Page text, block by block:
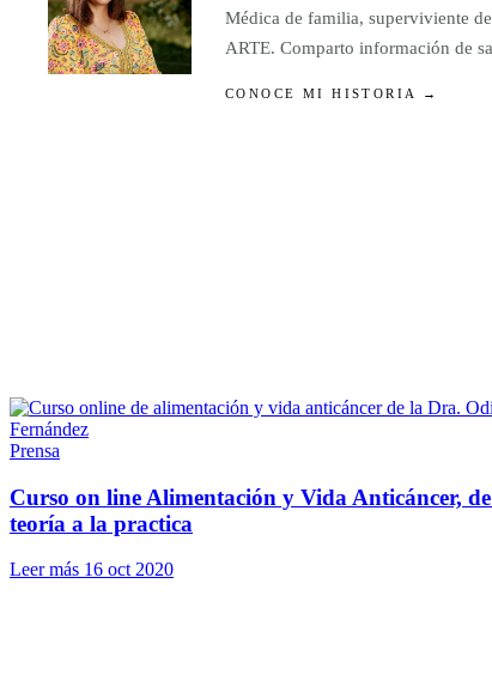
Médica de familia, superviviente
ARTE. Comparto información de
CONOCE MI HISTORIA →
Prensa
Curso on line Alimentación y Vida Anticáncer,
teoría a la practica
Leer más 16 oct 2020